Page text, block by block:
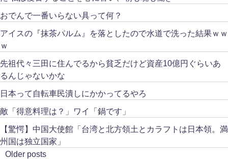
おでんで一番いらない具って何？
アイスの『抹茶パルム』を落としたので水道で洗った結果ｗｗ
ｗ
先祖代々三田に住んでるから貧乏だけど資産10億円ぐらいあ
るんじゃないかな
日本って自転車民潰しにかかってるやろ
敵「得意料理は？」ワイ「鍋です」
【驚愕】中国大使館「台湾と北方領土とカラフトは日本領。満
州国は独立国家」
Older posts